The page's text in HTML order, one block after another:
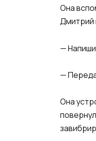
Она
Дмитрий
—
—
Она